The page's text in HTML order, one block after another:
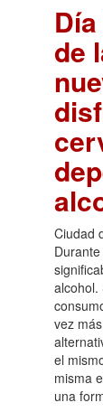
de
Ciudad
alcohol.
vez
el
misma
una